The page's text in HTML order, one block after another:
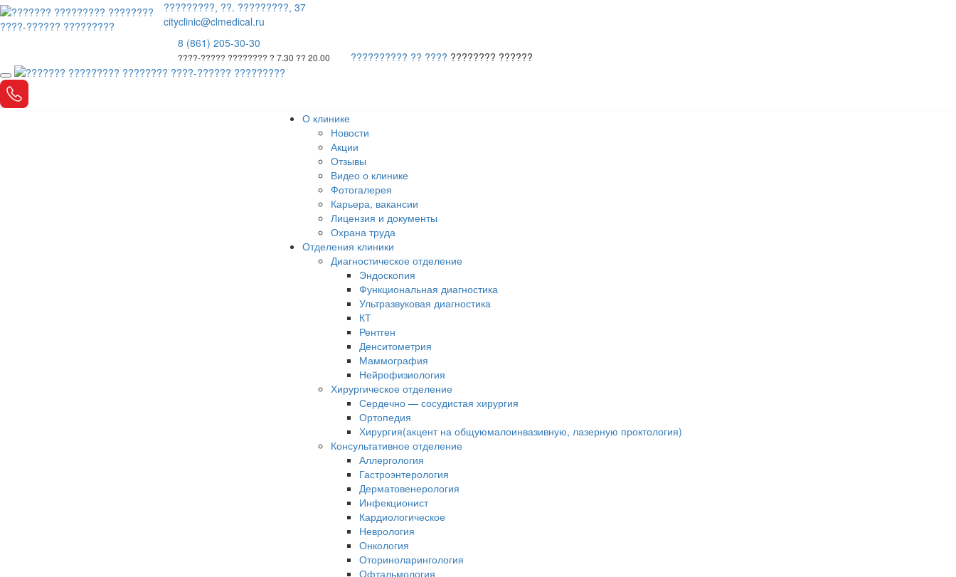
?????????, ??. ?????????, 37
cityclinic@clmedical.ru
8 (861) 205-30-30
????-????? ???????? ? 7.30 ?? 20.00 ?????????? ?? ???? ???????? ??????
О клинике
Новости
Акции
Отзывы
Видео о клинике
Фотогалерея
Карьера, вакансии
Лицензия и документы
Охрана труда
Отделения клиники
Диагностическое отделение
Эндоскопия
Функциональная диагностика
Ультразвуковая диагностика
КТ
Рентген
Денситометрия
Маммография
Нейрофизиология
Хирургическое отделение
Сердечно — сосудистая хирургия
Ортопедия
Хирургия(акцент на общуюмалоинвазивную, лазерную проктология)
Консультативное отделение
Аллергология
Гастроэнтерология
Дерматовенерология
Инфекционист
Кардиологическое
Неврология
Онкология
Оториноларингология
Офтальмология